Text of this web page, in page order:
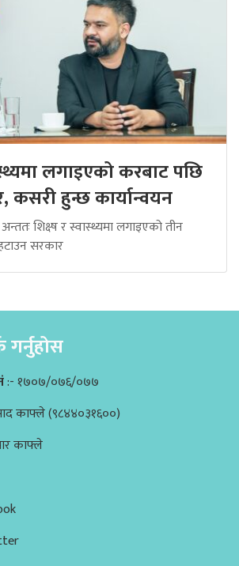
लगाइएको करबाट पछि
कसरी हुन्छ कार्यान्वयन
शिक्ष्ष र स्वास्थ्यमा लगाइएको तीन
सरकार
गर्नुहोस
:- १७०७/०७६/०७७
काफ्ले (९८४४०३१६००)
काफ्ले